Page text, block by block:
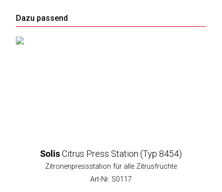
Dazu passend
SolisCitrus Press Station (Typ 8454)
Zitronenpressstation für alle Zitrusfrüchte
Art-Nr. S0117